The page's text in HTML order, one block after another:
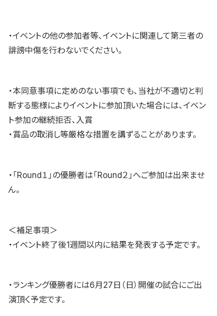
・イベントの他の参加者等、イベントに関連して第三者の
誹謗中傷を行わないでください。
・本同意事項に定めのない事項でも、当社が不適切と判
断する態様によりイベントに参加頂いた場合には、イベン
ト参加の継続拒否、入賞
・賞品の取消し等厳格な措置を講ずることがあります。
・「Round１」の優勝者は「Round２」へご参加は出来ませ
ん。
＜補足事項＞
・イベント終了後1週間以内に結果を発表する予定です。
・ランキング優勝者には6月27日（日）開催の試合にご出
演頂く予定です。